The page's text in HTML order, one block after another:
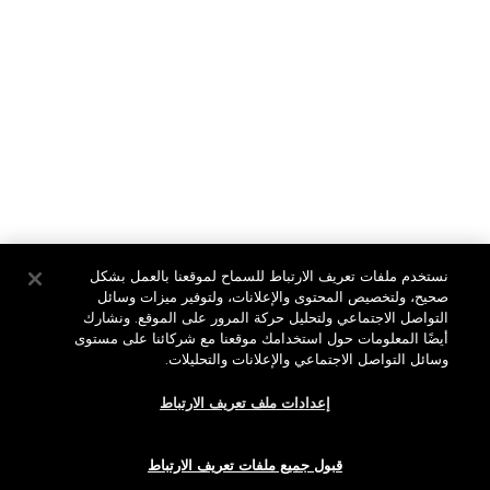
سياسة الخصوصية
الشروط والأحكام
جميع الحقوق محفوظة لمجموعة شركات Estée Lauder ©
نستخدم ملفات تعريف الارتباط للسماح لموقعنا بالعمل بشكل
صحيح، ولتخصيص المحتوى والإعلانات، ولتوفير ميزات وسائل
التواصل الاجتماعي ولتحليل حركة المرور على الموقع. ونشارك
أيضًا المعلومات حول استخدامك موقعنا مع شركائنا على مستوى
وسائل التواصل الاجتماعي والإعلانات والتحليلات.
إعدادات ملف تعريف الارتباط
قبول جميع ملفات تعريف الارتباط